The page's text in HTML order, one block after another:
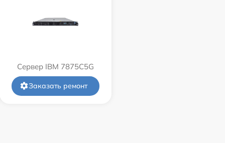
Сервер IBM 7875C5G
Заказать ремонт